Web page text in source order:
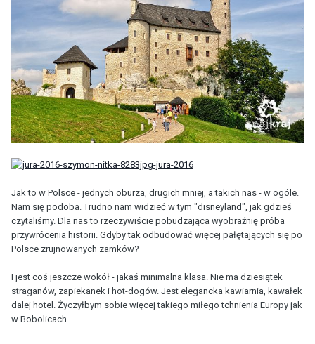
Jak to w Polsce - jednych oburza, drugich mniej, a takich nas - w ogóle.
Nam się podoba. Trudno nam widzieć w tym "disneyland", jak gdzieś
czytaliśmy. Dla nas to rzeczywiście pobudzająca wyobraźnię próba
przywrócenia historii. Gdyby tak odbudować więcej pałętających się po
Polsce zrujnowanych zamków?
I jest coś jeszcze wokół - jakaś minimalna klasa. Nie ma dziesiątek
straganów, zapiekanek i hot-dogów. Jest elegancka kawiarnia, kawałek
dalej hotel. Życzyłbym sobie więcej takiego miłego tchnienia Europy jak
w Bobolicach.